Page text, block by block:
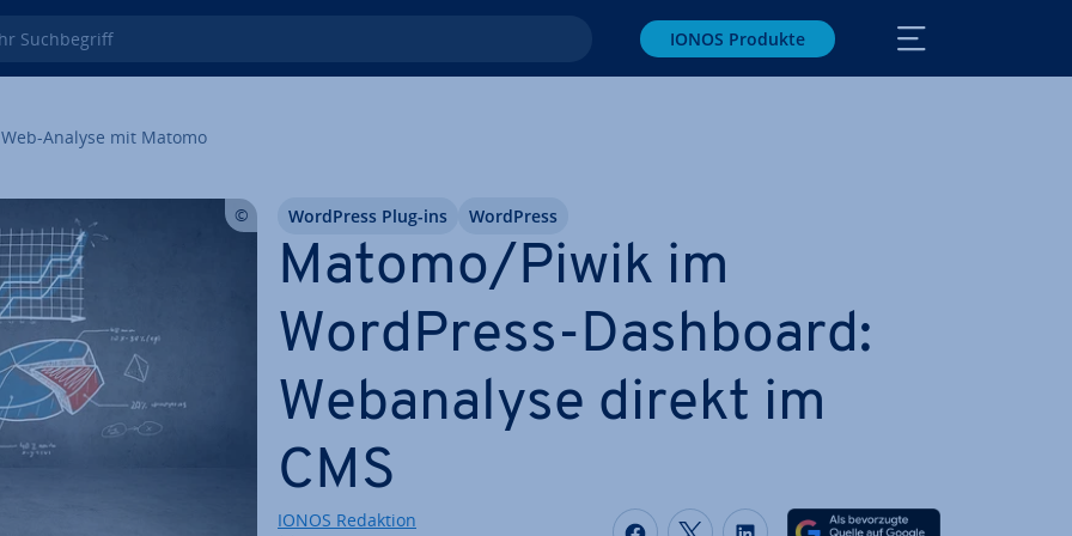
Such­be­griff IONOS Produkte
Web-Analyse mit Matomo
Matomo/Piwik im
WordPress-Dashboard:
Web­ana­ly­se direkt im
CMS
IONOS Redaktion
Auf Facebook teilen
Auf Twitter teilen
Auf LinkedIn teilen
WordPress Plug-ins WordPress